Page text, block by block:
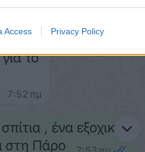
Access Privacy Policy